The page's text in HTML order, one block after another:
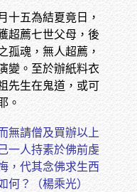
十五為結夏竟日，
超薦七世父母，後
孤魂，無人超薦，
變。至於辦紙料衣
先生在鬼道，或可
。
無請僧及買辦以上
一人持素於佛前虔
，代其念佛求生西
何？（楊乘光）